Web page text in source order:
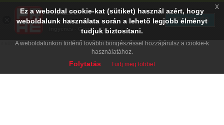
Ez a weboldal cookie-kat (sütiket) használ azért, hogy
weboldalunk használata során a lehető legjobb élményt
tudjuk biztosítani.
A weboldalunkon történő további böngészéssel hozzájárulsz a cookie-k
használatához.
Folytatás Tudj meg többet
x
PRAE.HU
Digital Evolution
Ingyenes - Google Play
TELEPÍTÉS